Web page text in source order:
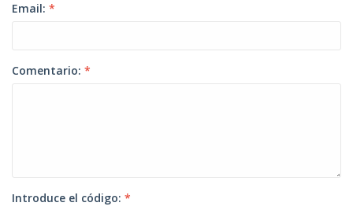
Email: *
Comentario: *
Introduce el código: *